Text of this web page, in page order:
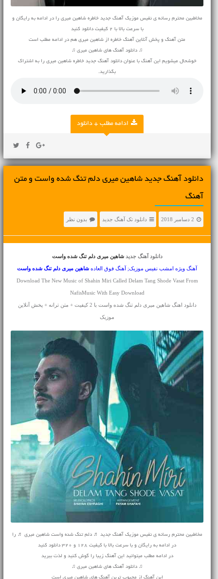
مخاطبین محترم رسانه ی نفیس موزیک آهنگ جدید خاطره شاهین میری را در ادامه به رایگان و
با سرعت بالا با 2 کیفیت دانلود کنید
متن آهنگ و پخش آنلاین آهنگ خاطره از شاهین میری هم در ادامه مطلب است
♫ دانلود آهنگ های شاهین میری ♫
خوشحال میشویم این آهنگ با عنوان دانلود آهنگ جدید خاطره شاهین میری را به اشتراک
بگذارید.
ادامه مطلب + دانلود
دانلود آهنگ جديد شاهین میری دلم تنگ شده واست و متن
آهنگ
2 دسامبر 2018 دانلود تک آهنگ جدید بدون نظر
دانلود آهنگ جدید شاهین میری دلم تنگ شده واست
آهنگ ویژه امشب نفیس موزیک; آهنگ فوق العاده شاهین میری دلم تنگ شده واست
Download The New Music of Shahin Miri Called Delam Tang Shode Vasat From
NafisMusic With Easy Download
دانلود اهنگ شاهین میری دلم تنگ شده واست با 2 کیفیت + متن ترانه + پخش آنلاین
موزیک
مخاطبین محترم رسانه ی نفیس موزیک آهنگ جدید ♬ دلم تنگ شده واست شاهین میری ♬ را
در ادامه به رایگان و با سرعت بالا با کیفیت 128 و 320 دانلود کنید
در ادامه مطلب میتوانید این آهنگ زیبا را گوش کنید و لذت ببرید
♫ دانلود آهنگ های شاهین میری ♫